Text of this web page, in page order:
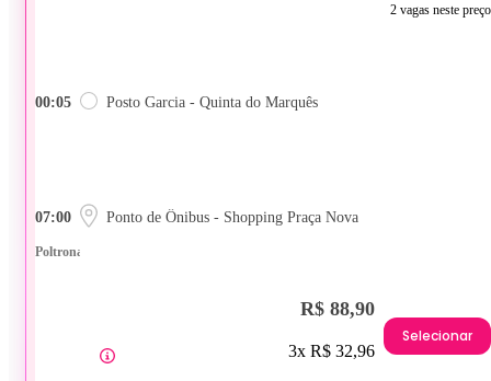
2 vagas neste preço
00:05 Posto Garcia - Quinta do Marquês
07:00 Ponto de Ônibus - Shopping Praça Nova
Poltrona
R$ 88,90
3x R$ 32,96
Selecionar